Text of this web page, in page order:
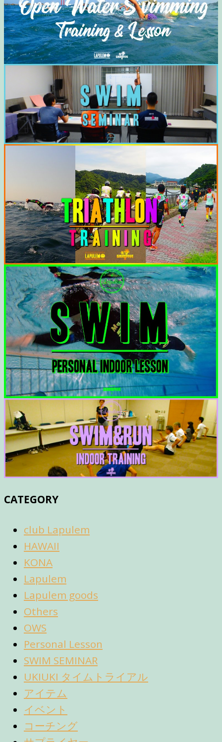
CATEGORY
club Lapulem
HAWAII
KONA
Lapulem
Lapulem goods
Others
OWS
Personal Lesson
SWIM SEMINAR
UKIUKI タイムトライアル
アイテム
イベント
コーチング